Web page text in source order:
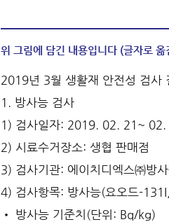
위 그림에 담긴 내용입니다 (글자로 옮
2019년 3월 생활재 안전성 검사
1. 방사능 검사
1) 검사일자: 2019. 02. 21~ 02.
2) 시료수거장소: 생협 판매점
3) 검사기관: 에이치디엑스㈜방
4) 검사항목: 방사능(요오드-
• 방사능 기준치(단위: Bq/kg)